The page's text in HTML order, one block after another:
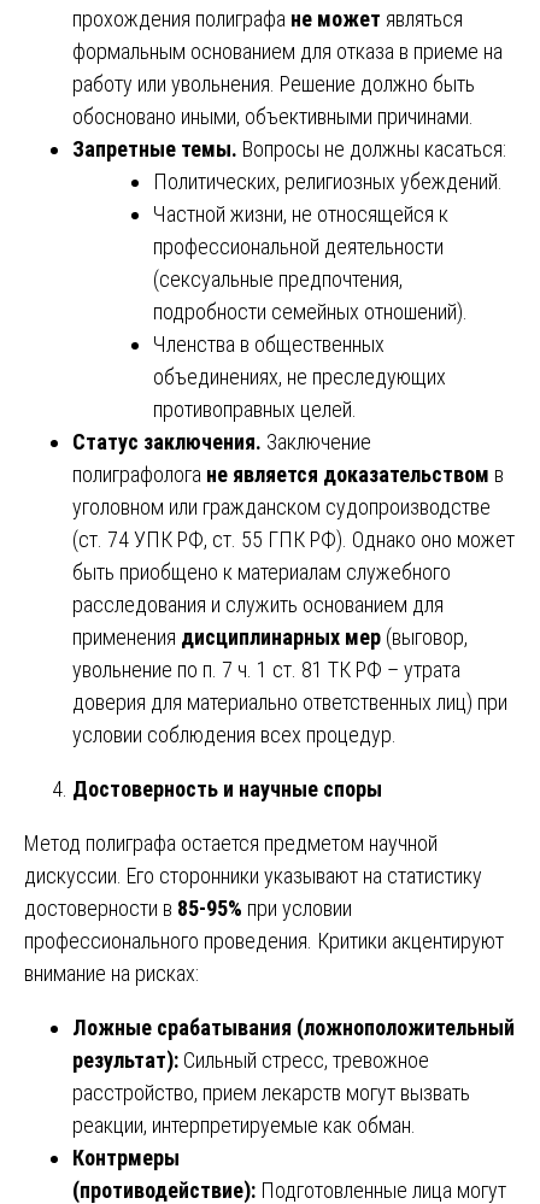
прохождения полиграфа не может являться
формальным основанием для отказа в приеме на
работу или увольнения. Решение должно быть
обосновано иными, объективными причинами.
Запретные темы. Вопросы не должны касаться:
Политических, религиозных убеждений.
Частной жизни, не относящейся к
профессиональной деятельности
(сексуальные предпочтения,
подробности семейных отношений).
Членства в общественных
объединениях, не преследующих
противоправных целей.
Статус заключения. Заключение
полиграфолога не является доказательством в
уголовном или гражданском судопроизводстве
(ст. 74 УПК РФ, ст. 55 ГПК РФ). Однако оно может
быть приобщено к материалам служебного
расследования и служить основанием для
применения дисциплинарных мер (выговор,
увольнение по п. 7 ч. 1 ст. 81 ТК РФ – утрата
доверия для материально ответственных лиц) при
условии соблюдения всех процедур.
Достоверность и научные споры
Метод полиграфа остается предметом научной
дискуссии. Его сторонники указывают на статистику
достоверности в 85-95% при условии
профессионального проведения. Критики акцентируют
внимание на рисках:
Ложные срабатывания (ложноположительный
результат): Сильный стресс, тревожное
расстройство, прием лекарств могут вызвать
реакции, интерпретируемые как обман.
Контрмеры
(противодействие): Подготовленные лица могут